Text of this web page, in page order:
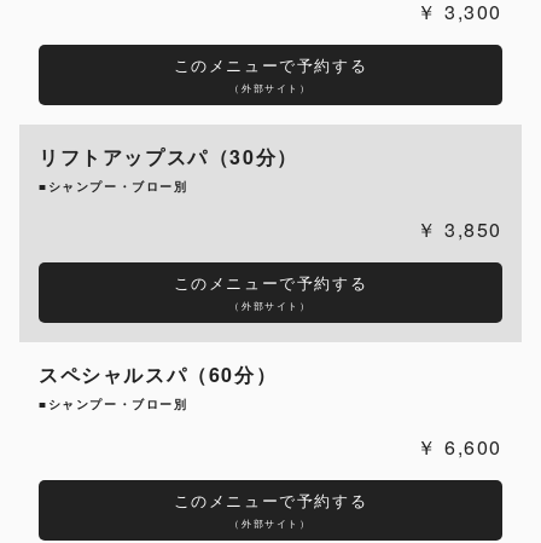
3,300
このメニューで予約する
（外部サイト）
リフトアップスパ（30分）
■シャンプー・ブロー別
3,850
このメニューで予約する
（外部サイト）
スペシャルスパ（60分）
■シャンプー・ブロー別
6,600
このメニューで予約する
（外部サイト）